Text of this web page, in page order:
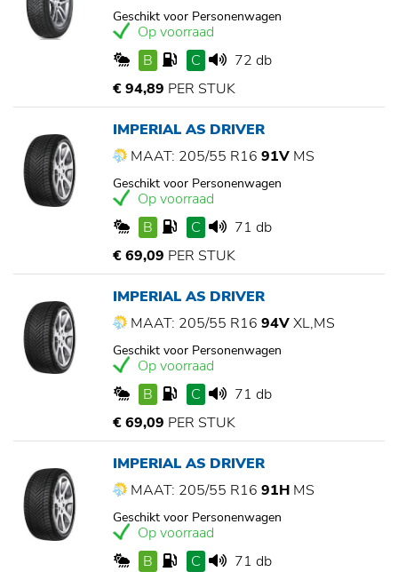
Geschikt voor Personenwagen
Op voorraad
B
C
72 db
€ 94,89 PER STUK
IMPERIAL AS DRIVER
MAAT: 205/55 R16 91V MS
Geschikt voor Personenwagen
Op voorraad
B
C
71 db
€ 69,09 PER STUK
IMPERIAL AS DRIVER
MAAT: 205/55 R16 94VXL,MS
Geschikt voor Personenwagen
Op voorraad
B
C
71 db
€ 69,09 PER STUK
IMPERIAL AS DRIVER
MAAT: 205/55 R16 91H MS
Geschikt voor Personenwagen
Op voorraad
B
C
71 db